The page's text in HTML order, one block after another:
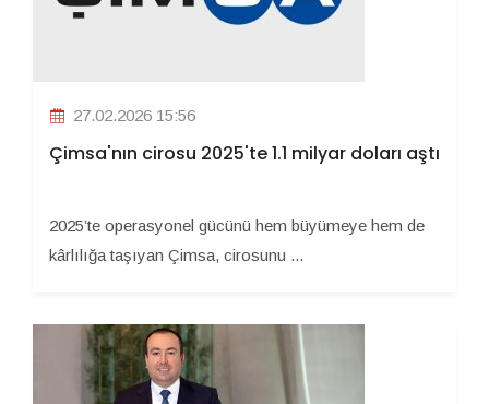
27.02.2026 15:56
Çimsa'nın cirosu 2025'te 1.1 milyar doları aştı
2025’te operasyonel gücünü hem büyümeye hem de
kârlılığa taşıyan Çimsa, cirosunu ...